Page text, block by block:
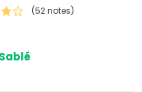
(52 notes)